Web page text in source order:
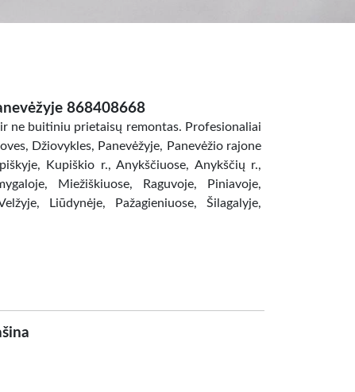
868408668
ne buitiniu prietaisų remontas. Profesionaliai
Džiovykles, Panevėžyje, Panevėžio rajone
Kupiškio r., Anykščiuose, Anykščių r.,
Miežiškiuose, Raguvoje, Piniavoje,
Liūdynėje, Pažagieniuose, Šilagalyje,